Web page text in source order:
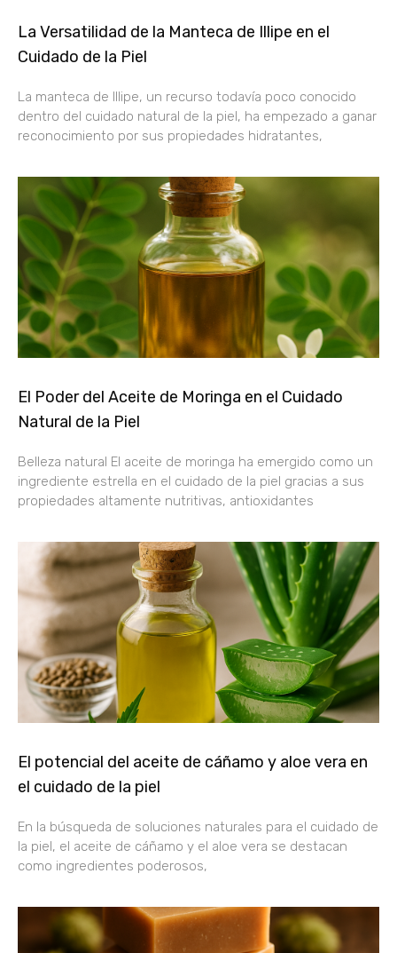
La Versatilidad de la Manteca de Illipe en el
Cuidado de la Piel
La manteca de Illipe, un recurso todavía poco conocido
dentro del cuidado natural de la piel, ha empezado a ganar
reconocimiento por sus propiedades hidratantes,
El Poder del Aceite de Moringa en el Cuidado
Natural de la Piel
Belleza natural El aceite de moringa ha emergido como un
ingrediente estrella en el cuidado de la piel gracias a sus
propiedades altamente nutritivas, antioxidantes
El potencial del aceite de cáñamo y aloe vera en
el cuidado de la piel
En la búsqueda de soluciones naturales para el cuidado de
la piel, el aceite de cáñamo y el aloe vera se destacan
como ingredientes poderosos,